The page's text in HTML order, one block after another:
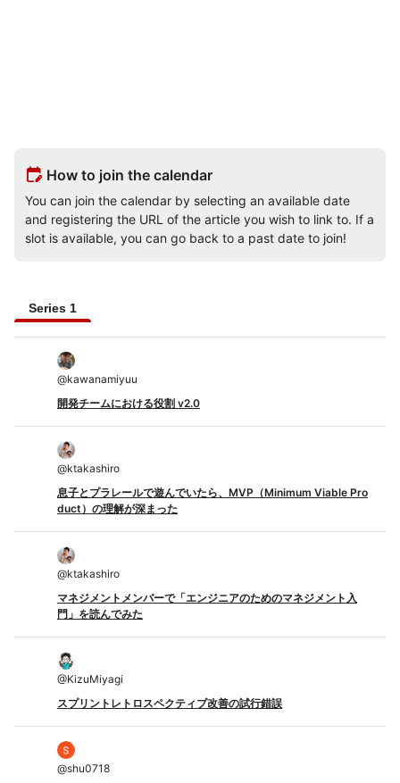
edit_calendar How to join the calendar
You can join the calendar by selecting an available date
and registering the URL of the article you wish to link to. If a
slot is available, you can go back to a past date to join!
Series 1
@kawanamiyuu
開発チームにおける役割 v2.0
@ktakashiro
息子とプラレールで遊んでいたら、MVP（Minimum Viable Pro
duct）の理解が深まった
@ktakashiro
マネジメントメンバーで「エンジニアのためのマネジメント入
門」を読んでみた
@KizuMiyagi
スプリントレトロスペクティブ改善の試行錯誤
@shu0718